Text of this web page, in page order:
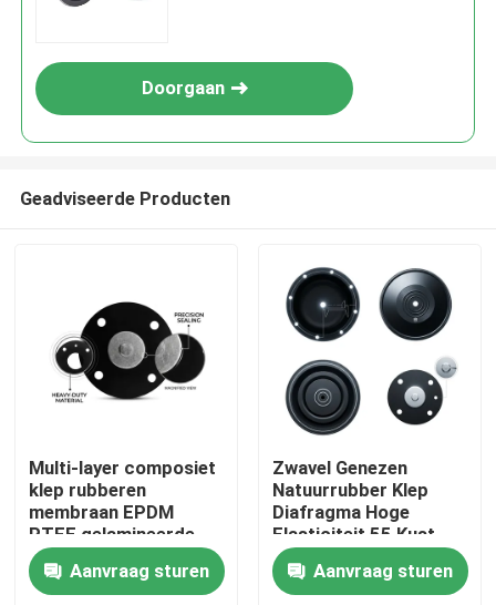
Huis
Doorgaan
Geadviseerde Producten
Multi-layer composiet
klep rubberen
membraan EPDM
PTFE gelamineerde
chemische barrière
dubbele hardheid
Aanvraag sturen
Zwavel Genezen
Natuurrubber Klep
Diafragma Hoge
Elasticiteit 55 Kust
Een pneumatische
actuator OEM
Aanvraag sturen